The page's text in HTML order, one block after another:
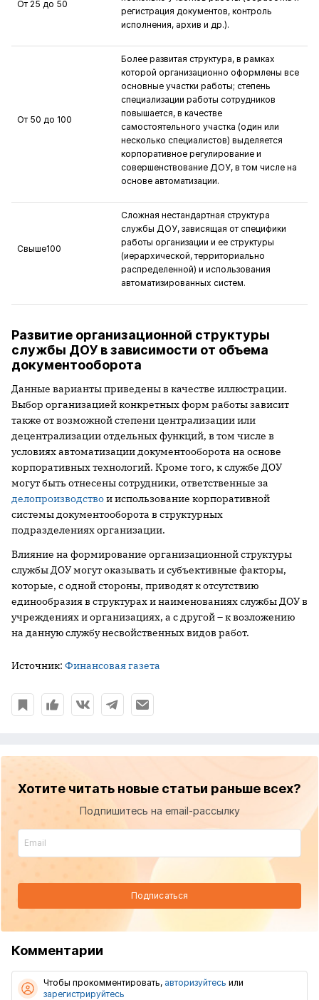
От 25 до 50
регистрация документов, контроль
исполнения, архив и др.).
От 50 до 100
Более развитая структура, в рамках
которой организационно оформлены все
основные участки работы; степень
специализации работы сотрудников
повышается, в качестве
самостоятельного участка (один или
несколько специалистов) выделяется
корпоративное регулирование и
совершенствование ДОУ, в том числе на
основе автоматизации.
Свыше100
Сложная нестандартная структура
службы ДОУ, зависящая от специфики
работы организации и ее структуры
(иерархической, территориально
распределенной) и использования
автоматизированных систем.
Развитие организационной структуры
службы ДОУ в зависимости от объема
документооборота
Данные варианты приведены в качестве иллюстрации.
Выбор организацией конкретных форм работы зависит
также от возможной степени централизации или
децентрализации отдельных функций, в том числе в
условиях автоматизации документооборота на основе
корпоративных технологий. Кроме того, к службе ДОУ
могут быть отнесены сотрудники, ответственные за
делопроизводствои использование корпоративной
системы документооборота в структурных
подразделениях организации.
Влияние на формирование организационной структуры
службы ДОУ могут оказывать и субъективные факторы,
которые, с одной стороны, приводят к отсутствию
единообразия в структурах и наименованиях службы ДОУ в
учреждениях и организациях, а с другой – к возложению
на данную службу несвойственных видов работ.
Источник: Финансовая газета
Хотите читать новые статьи раньше всех?
Подпишитесь на email-рассылку
Подписаться
Комментарии
Чтобы прокомментировать, авторизуйтесь или
зарегистрируйтесь